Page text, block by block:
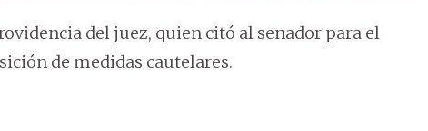
del juez, quien citó al senador para el
de medidas cautelares.